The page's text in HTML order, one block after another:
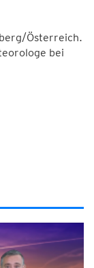
Österreich.
bei